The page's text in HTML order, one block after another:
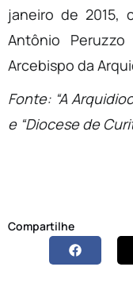
janeiro de 2015,
Antônio
Arcebispo da
Fonte: “A
e “Diocese de
Compartilhe